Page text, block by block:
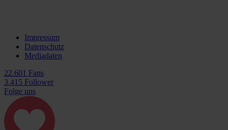
Impressum
Datenschutz
Mediadaten
22.601 Fans
3.415 Follower
Folge uns